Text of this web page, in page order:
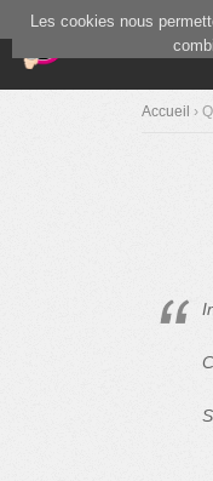
Accueil ›
Les cookies nous